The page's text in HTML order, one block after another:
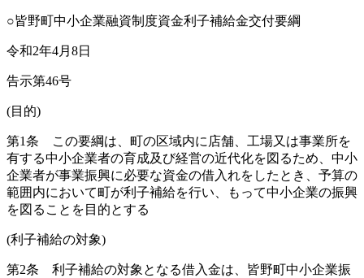
○皆野町中小企業融資制度資金利子補給金交付要綱
令和2年4月8日
告示第46号
(目的)
第1条
この要綱は、町の区域内に店舗、工場又は事業所を
有する中小企業者の育成及び経営の近代化を図るため、中小
企業者が事業振興に必要な資金の借入れをしたとき、予算の
範囲内において町が利子補給を行い、もって中小企業の振興
を図ることを目的とする
(利子補給の対象)
第2条
利子補給の対象となる借入金は、皆野町中小企業振